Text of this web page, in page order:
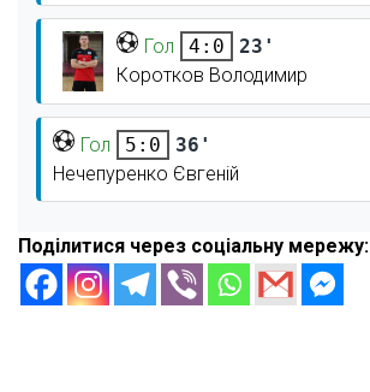
Гол 4:0
23'
Коротков Володимир
Гол 5:0
36'
Нечепуренко Євгеній
Поділитися через соціальну мережу: